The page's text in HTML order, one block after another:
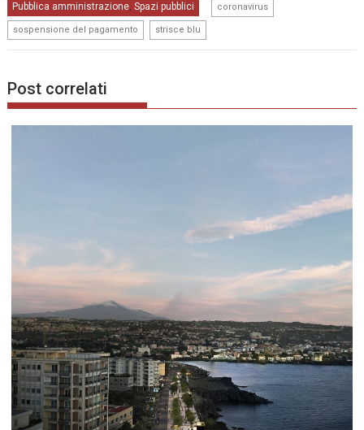
re
Pubblica amministrazione,Spazi pubblici coronavirus
sospensione del pagamento strisce blu
Post correlati